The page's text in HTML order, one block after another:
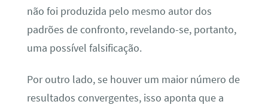
não foi produzida pelo mesmo autor dos
padrões de confronto, revelando-se, portanto,
uma possível falsificação.
Por outro lado, se houver um maior número de
resultados convergentes, isso aponta que a